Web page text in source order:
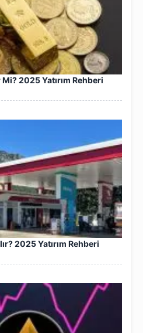
2025 Yatırım Rehberi
2025 Yatırım Rehberi